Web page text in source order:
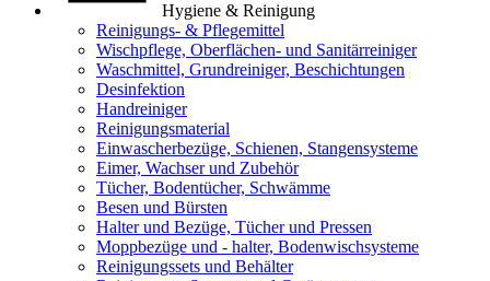
Hygiene & Reinigung
Reinigungs- & Pflegemittel
Wischpflege, Oberflächen- und Sanitärreiniger
Waschmittel, Grundreiniger, Beschichtungen
Desinfektion
Handreiniger
Reinigungsmaterial
Einwascherbezüge, Schienen, Stangensysteme
Eimer, Wachser und Zubehör
Tücher, Bodentücher, Schwämme
Besen und Bürsten
Halter und Bezüge, Tücher und Pressen
Moppbezüge und - halter, Bodenwischsysteme
Reinigungssets und Behälter